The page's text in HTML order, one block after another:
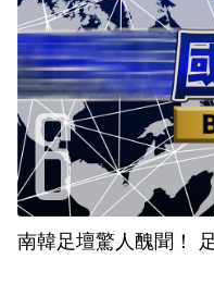
南韓足壇驚人醜聞！